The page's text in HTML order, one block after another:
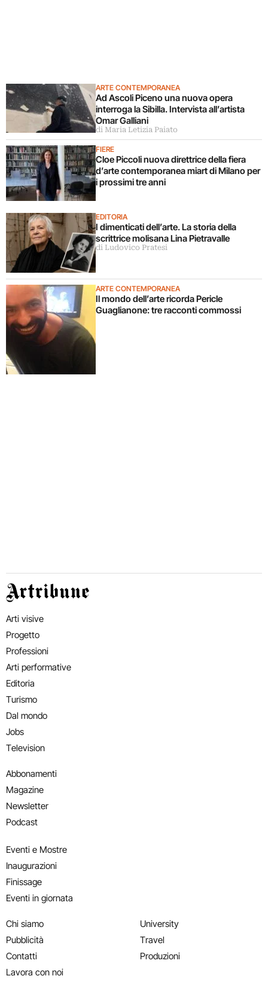
ARTE CONTEMPORANEA
Ad Ascoli Piceno una nuova opera
interroga la Sibilla. Intervista all’artista
Omar Galliani
di Maria Letizia Paiato
FIERE
Cloe Piccoli nuova direttrice della fiera
d’arte contemporanea miart di Milano per
i prossimi tre anni
EDITORIA
I dimenticati dell’arte. La storia della
scrittrice molisana Lina Pietravalle
di Ludovico Pratesi
ARTE CONTEMPORANEA
Il mondo dell’arte ricorda Pericle
Guaglianone: tre racconti commossi
Artribune
Arti visive
Progetto
Professioni
Arti performative
Editoria
Turismo
Dal mondo
Jobs
Television
Abbonamenti
Magazine
Newsletter
Podcast
Eventi e Mostre
Inaugurazioni
Finissage
Eventi in giornata
Chi siamo
Pubblicità
Contatti
Lavora con noi
University
Travel
Produzioni